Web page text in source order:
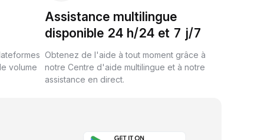
volume
Assistance multilingue
disponible 24 h/24 et 7 j/7
Obtenez de l'aide à tout moment grâce à
notre Centre d'aide multilingue et à notre
assistance en direct.